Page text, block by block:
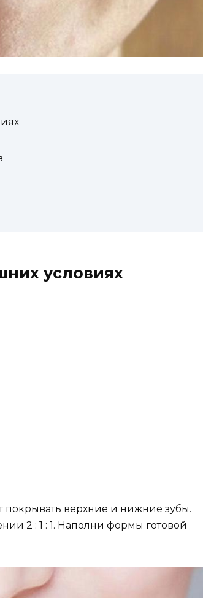
условиях
покрывать верхние и нижние зубы.
2 : 1 : 1. Наполни формы готовой